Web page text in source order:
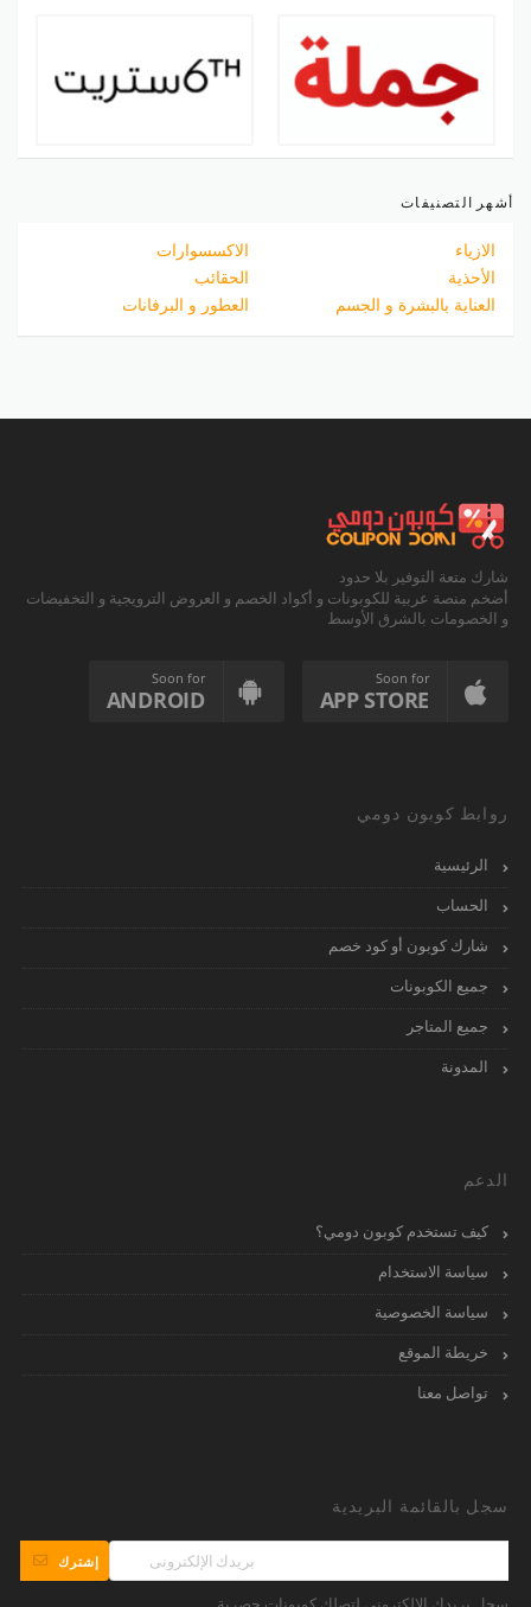
أشهر التصنيفات
الازياء
الاكسسوارات
الأحذية
الحقائب
العناية بالبشرة و الجسم
العطور و البرفانات
شارك متعة التوفير بلا حدود
أضخم منصة عربية للكوبونات و أكواد الخصم و العروض الترويجية و التخفيضات
و الخصومات بالشرق الأوسط
Soon for
APP STORE
Soon for
ANDROID
روابط كوبون دومي
الرئيسية
الحساب
شارك كوبون أو كود خصم
جميع الكوبونات
جميع المتاجر
المدونة
الدعم
كيف تستخدم كوبون دومي؟
سياسة الاستخدام
سياسة الخصوصية
خريطة الموقع
تواصل معنا
سجل بالقائمة البريدية
إشترك